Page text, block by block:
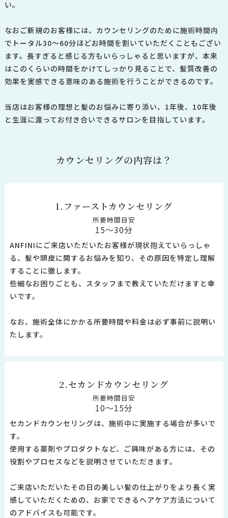
い。
なおご新規のお客様には、カウンセリングのために施術時間内
でトータル30～60分ほどお時間を割いていただくこともござい
ます。長すぎると感じる方もいらっしゃると思いますが、本来
はこのくらいの時間をかけてしっかり見ることで、髪質改善の
効果を実感できる意味のある施術を行うことができるのです。
当 店はお客様の理想 と 髪のお悩みに寄 り添い、 1年後、 10年後
と 生涯に渡ってお付き合いで き るサ ロ ンを 目 指 してい ます。
カウンセリングの内容は？
1.ファーストカウンセリング
所要時間目安
15～30分
ANFINIにご来店いただいたお客様が現状抱えていらっしゃ
る、髪や頭皮に関するお悩みを知り、その原因を特定し理解
することに徹します。
些細なお困りごとも、スタッフまで教えていただけますと幸
いです。
なお、施術全体にかかる所要時間や料金は必ず事前に説明い
たします。
2.セカンドカウンセリング
所要時間目安
10～15分
セカンドカウンセリングは、施術中に実施する場合が多いで
す。
使用する薬剤やプロダクトなど、ご興味がある方には、その
役割やプロセスなどを説明させていただきます。
ご来店いただいたその日の美しい髪の仕上がりをより長く実
感していただくための、お家でできるヘアケア方法について
のアドバイスも可能です。